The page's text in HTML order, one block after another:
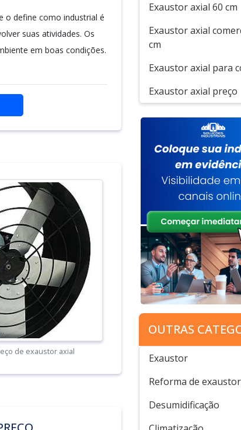
o define como industrial é
suas atividades. Os
em boas condições.
de exaustor axial
Exaustor axial 60 cm
Exaustor axial
cm
Exaustor axial para
Exaustor axial preço
OUTRAS
Exaustor
Reforma de
Desumidificação